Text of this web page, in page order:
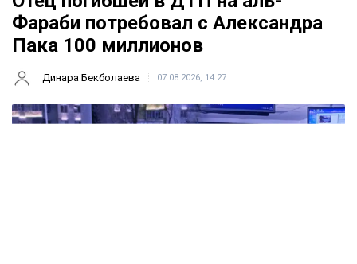
Фараби потребовал с Александра
Пака 100 миллионов
Динара Бекболаева 07.08.2026, 14:27